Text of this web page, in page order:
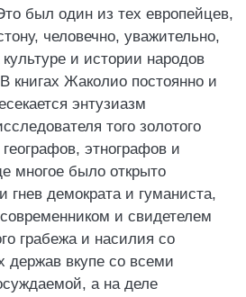
был один из тех европейцев,
человечно, уважительно,
и истории народов
книгах Жаколио постоянно и
энтузиазм
того золотого
этнографов и
многое было открыто
гнев демократа и гуманиста,
и свидетелем
грабежа и насилия со
держав вкупе со всеми
а на деле